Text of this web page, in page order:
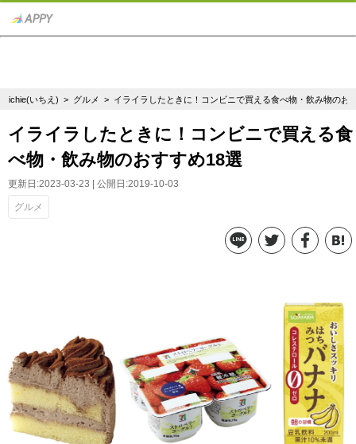
ichie(いちえ) > グルメ > イライラしたときに！コンビニで買える食べ物・飲み物のお
イライラしたときに！コンビニで買える食
べ物・飲み物のおすすめ18選
更新日:2023-03-23 | 公開日:2019-10-03
グルメ